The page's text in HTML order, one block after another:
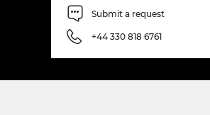
Submit a request
+44 330 818 6761